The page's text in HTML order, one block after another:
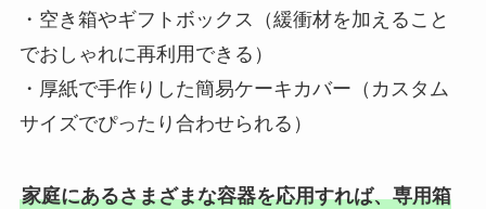
・空き箱やギフトボックス（緩衝材を加えること
でおしゃれに再利用できる）
・厚紙で手作りした簡易ケーキカバー（カスタム
サイズでぴったり合わせられる）
家庭にあるさまざまな容器を応用すれば、専用箱